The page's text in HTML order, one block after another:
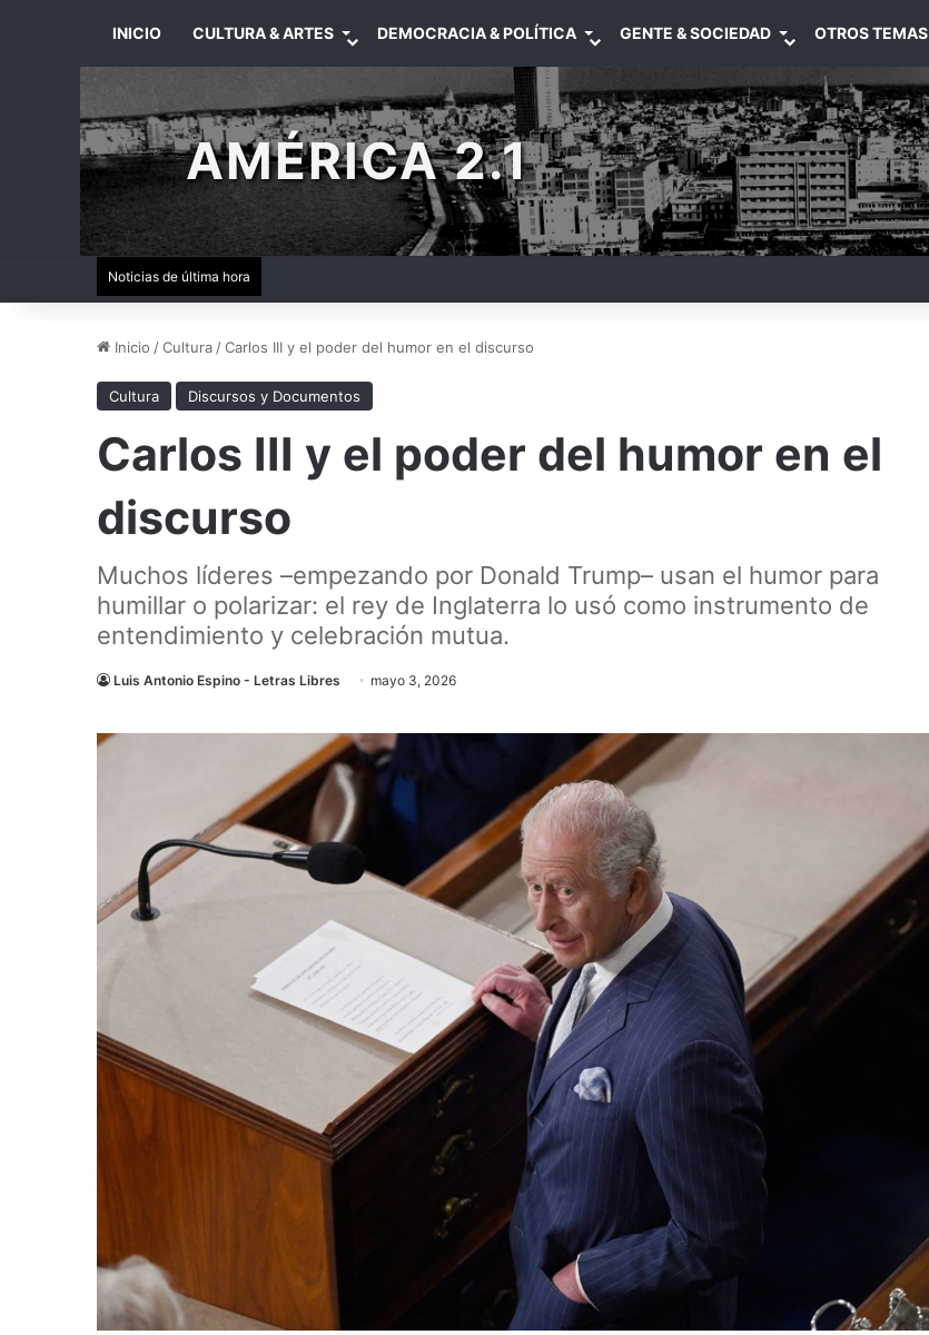
INICIO CULTURA & ARTES DEMOCRACIA & POLÍTICA GENTE & SOCIEDAD OTROS TEMAS
AMÉRICA 2.1
Noticias de última hora
Inicio /Cultura /Carlos III y el poder del humor en el discurso
Cultura Discursos y Documentos
Carlos III y el poder del humor en el
discurso
Muchos líderes –empezando por Donald Trump– usan el humor para
humillar o polarizar: el rey de Inglaterra lo usó como instrumento de
entendimiento y celebración mutua.
Luis Antonio Espino - Letras Libres mayo 3, 2026